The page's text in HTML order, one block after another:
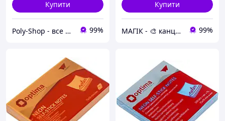
Купити
Poly-Shop - все для вас та вашого офісу 99%
Купити
МАГІК - 🎨 канцтовари, іграшки, подарунки 🎨 99%